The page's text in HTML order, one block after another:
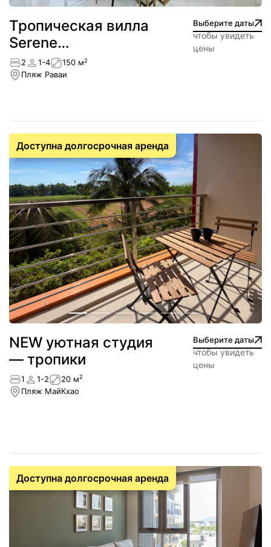
Тропическая вилла
Serene
пешком до моря
Выберите даты
чтобы увидеть
цены
2 1-4 150 м2
Пляж Раваи
NEW уютная студия
— тропики
Выберите даты
чтобы увидеть
цены
1 1-2 20 м2
Пляж МайКхао
Доступна долгосрочная аренда
Доступна долгосрочная аренда